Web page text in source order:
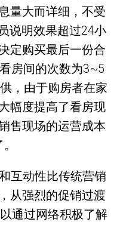
量大而详细，不受
说明效果超过24小
定购买最后一份合
房间的次数为3~5
，由于购房者在家
幅度提高了看房现
售现场的运营成本
互动性比传统营销
从强烈的促销过渡
通过网络积极了解